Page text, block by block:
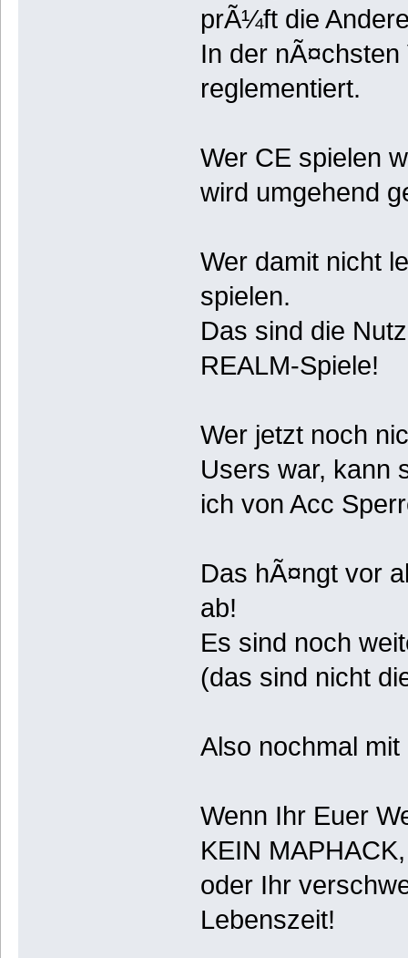
prÃ¼ft die
In der
reglementiert.
Wer CE spielen
wird umgehend
Wer damit nicht
spielen.
Das sind die
REALM-Spiele!
Wer jetzt noch
Users war, kann
ich von Acc
Das hÃ¤ngt vor
ab!
Es sind noch
(das sind nicht
Also nochmal
Wenn Ihr Euer
KEIN
oder Ihr
Lebenszeit!